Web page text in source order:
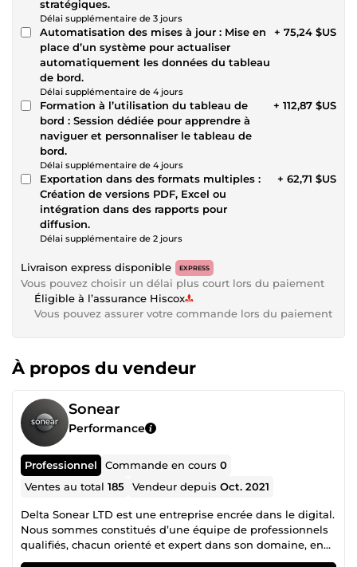
stratégiques.
Délai supplémentaire de 3 jours
Automatisation des mises à jour : Mise en
place d’un système pour actualiser
automatiquement les données du tableau
de bord.
Délai supplémentaire de 4 jours
+ 75,24 $US
Formation à l’utilisation du tableau de
bord : Session dédiée pour apprendre à
naviguer et personnaliser le tableau de
bord.
Délai supplémentaire de 4 jours
+ 112,87 $US
Exportation dans des formats multiples :
Création de versions PDF, Excel ou
intégration dans des rapports pour
diffusion.
Délai supplémentaire de 2 jours
+ 62,71 $US
Livraison express disponible EXPRESS
Vous pouvez choisir un délai plus court lors du paiement
Éligible à l’assurance Hiscox
Vous pouvez assurer votre commande lors du paiement
À propos du vendeur
Sonear
Performance
Professionnel Commande en cours0
Ventes au total185 Vendeur depuisOct. 2021
Delta Sonear LTD est une entreprise encrée dans le digital.
Nous sommes constitués d’une équipe de professionnels
qualifiés, chacun orienté et expert dans son domaine, en
collaboration mutuelle pour un accompagnement